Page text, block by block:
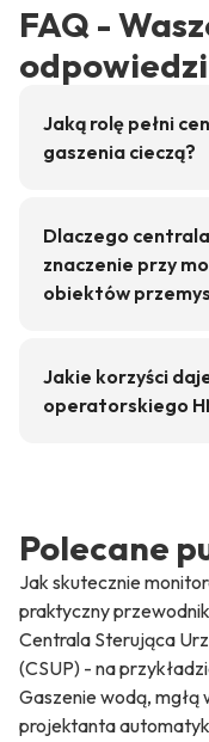
FAQ -
odpowiedzi
Jaką rolę pełni
gaszenia cieczą?
Dlaczego
znaczenie przy
obiektów
Jakie korzyści
operatorskiego
Polecane
Jak skutecznie
praktyczny
Centrala Sterująca
(CSUP) - na
Gaszenie wodą,
projektanta